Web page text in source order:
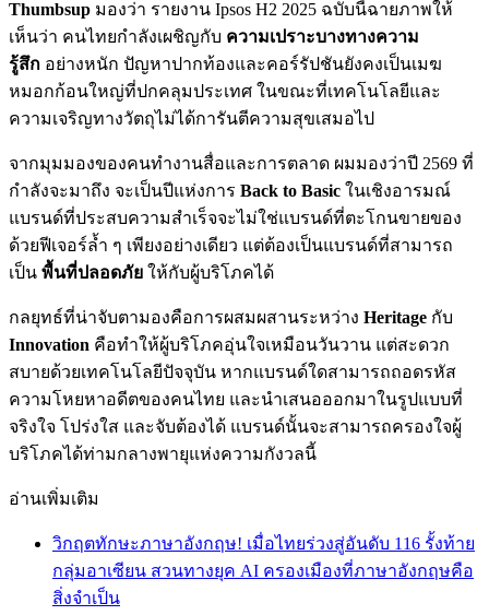
Thumbsup มองว่า รายงาน Ipsos H2 2025 ฉบับนี้ฉายภาพให้
เห็นว่า คนไทยกำลังเผชิญกับ ความเปราะบางทางความ
รู้สึก อย่างหนัก ปัญหาปากท้องและคอร์รัปชันยังคงเป็นเมฆ
หมอกก้อนใหญ่ที่ปกคลุมประเทศ ในขณะที่เทคโนโลยีและ
ความเจริญทางวัตถุไม่ได้การันตีความสุขเสมอไป
จากมุมมองของคนทำงานสื่อและการตลาด ผมมองว่าปี 2569 ที่
กำลังจะมาถึง จะเป็นปีแห่งการ Back to Basic ในเชิงอารมณ์
แบรนด์ที่ประสบความสำเร็จจะไม่ใช่แบรนด์ที่ตะโกนขายของ
ด้วยฟีเจอร์ล้ำ ๆ เพียงอย่างเดียว แต่ต้องเป็นแบรนด์ที่สามารถ
เป็น พื้นที่ปลอดภัย ให้กับผู้บริโภคได้
กลยุทธ์ที่น่าจับตามองคือการผสมผสานระหว่าง Heritage กับ
Innovation คือทำให้ผู้บริโภคอุ่นใจเหมือนวันวาน แต่สะดวก
สบายด้วยเทคโนโลยีปัจจุบัน หากแบรนด์ใดสามารถถอดรหัส
ความโหยหาอดีตของคนไทย และนำเสนอออกมาในรูปแบบที่
จริงใจ โปร่งใส และจับต้องได้ แบรนด์นั้นจะสามารถครองใจผู้
บริโภคได้ท่ามกลางพายุแห่งความกังวลนี้
อ่านเพิ่มเติม
วิกฤตทักษะภาษาอังกฤษ! เมื่อไทยร่วงสู่อันดับ 116 รั้งท้าย
กลุ่มอาเซียน สวนทางยุค AI ครองเมืองที่ภาษาอังกฤษคือ
สิ่งจำเป็น